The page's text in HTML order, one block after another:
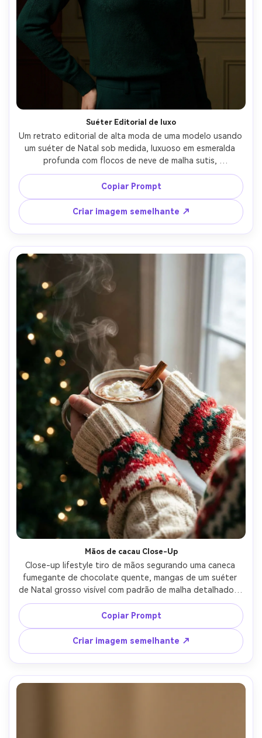
Suéter Editorial de luxo
Um retrato editorial de alta moda de uma modelo usando
um suéter de Natal sob medida, luxuoso em esmeralda
profunda com flocos de neve de malha sutis,
emparelhado com jóias elegantes, iluminação de estúdio
dramática com uma chave forte e sombras controladas,
tirado em Hasselblad X2D 100C 90mm, molduras para cima
da cintura, detalhes nítidos, realismo de tecido premium e
grau de cor sofisticado-AR 4:5
Copiar Prompt
Criar imagem semelhante ↗
Mãos de cacau Close-Up
Close-up lifestyle tiro de mãos segurando uma caneca
fumegante de chocolate quente, mangas de um suéter
de Natal grosso visível com padrão de malha detalhado e
punhos canelados, luz quente da janela, profundidade de
campo rasa com luzes de árvore borradas, tirado em Sony
A7IV 50mm f/1.4, composição íntima acolhedora, vapor
fotorealista e fibras de tecido-AR 4:5
Copiar Prompt
Criar imagem semelhante ↗